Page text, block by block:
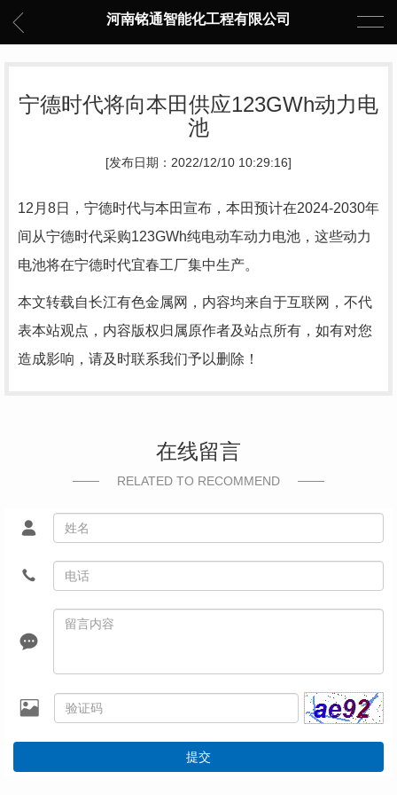
河南铭通智能化工程有限公司
宁德时代将向本田供应123GWh动力电
池
[发布日期：2022/12/10 10:29:16]
12月8日，宁德时代与本田宣布，本田预计在2024-2030年
间从宁德时代采购123GWh纯电动车动力电池，这些动力
电池将在宁德时代宜春工厂集中生产。
本文转载自长江有色金属网，内容均来自于互联网，不代
表本站观点，内容版权归属原作者及站点所有，如有对您
造成影响，请及时联系我们予以删除！
在线留言
RELATED TO RECOMMEND
提交